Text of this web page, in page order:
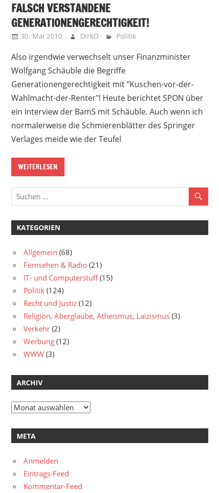
FALSCH VERSTANDENE
GENERATIONENGERECHTIGKEIT!
30. Mai 2010 DirkD Politik
Also irgendwie verwechselt unser Finanzminister
Wolfgang Schäuble die Begriffe
Generationengerechtigkeit mit "Kuschen-vor-der-
Wahlmacht-der-Renter"! Heute berichtet SPON über
ein Interview der BamS mit Schäuble. Auch wenn ich
normalerweise die Schmierenblätter des Springer
Verlages meide wie der Teufel
WEITERLESEN
KATEGORIEN
Allgemein (68)
Fernsehen & Radio (21)
IT- und Computerstuff(15)
Politik (124)
Recht und Justiz (12)
Religion, Aberglaube, Atheismus, Laizismus (3)
Verkehr (2)
Werbung (12)
WWW (3)
ARCHIV
Archiv
META
Anmelden
Eintrags-Feed
Kommentar-Feed